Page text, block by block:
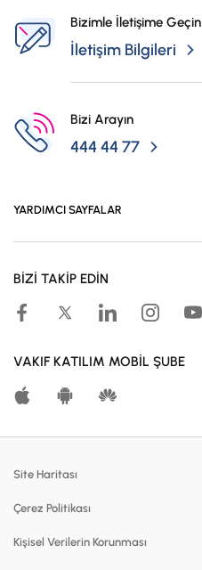
Bizimle İletişime Geçin
İletişim Bilgileri
Bizi Arayın
444 44 77
YARDIMCI SAYFALAR
Kampanyalar
Hesaplama Araçları
Katılma Hesapları
BİZİ TAKİP EDİN
VAKIF KATILIM MOBİL ŞUBE
Site Haritası
Çerez Politikası
Kişisel Verilerin Korunması